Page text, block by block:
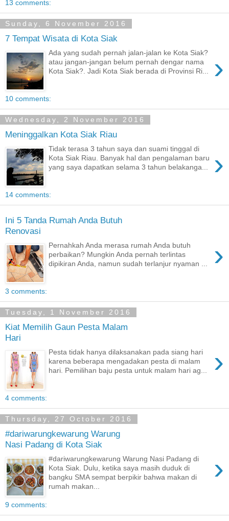
13 comments:
Sunday, 6 November 2016
7 Tempat Wisata di Kota Siak
›
Ada yang sudah pernah jalan-jalan ke Kota Siak?
atau jangan-jangan belum pernah dengar nama
Kota Siak?. Jadi Kota Siak berada di Provinsi Ri...
10 comments:
Wednesday, 2 November 2016
Meninggalkan Kota Siak Riau
›
Tidak terasa 3 tahun saya dan suami tinggal di
Kota Siak Riau. Banyak hal dan pengalaman baru
yang saya dapatkan selama 3 tahun belakanga...
14 comments:
Ini 5 Tanda Rumah Anda Butuh
Renovasi
›
Pernahkah Anda merasa rumah Anda butuh
perbaikan? Mungkin Anda pernah terlintas
dipikiran Anda, namun sudah terlanjur nyaman ...
3 comments:
Tuesday, 1 November 2016
Kiat Memilih Gaun Pesta Malam
Hari
›
Pesta tidak hanya dilaksanakan pada siang hari
karena beberapa mengadakan pesta di malam
hari. Pemilihan baju pesta untuk malam hari ag...
4 comments:
Thursday, 27 October 2016
#dariwarungkewarung Warung
Nasi Padang di Kota Siak
›
#dariwarungkewarung Warung Nasi Padang di
Kota Siak. Dulu, ketika saya masih duduk di
bangku SMA sempat berpikir bahwa makan di
rumah makan...
9 comments: